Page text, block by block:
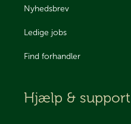
Nyhedsbrev
Ledige jobs
Find forhandler
Hjælp & support